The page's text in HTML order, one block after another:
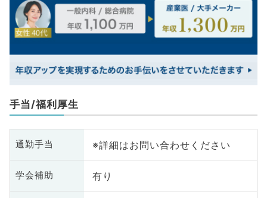
手当/福利厚生
通勤手当 ※詳細はお問い合わせください
学会補助 有り